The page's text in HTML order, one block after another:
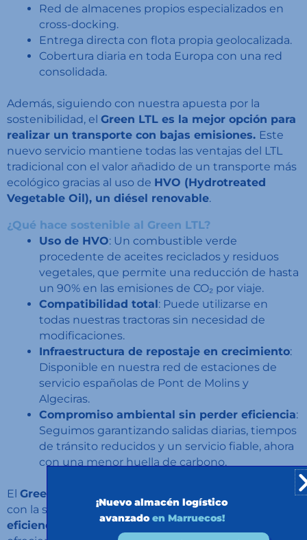
Red de almacenes propios especializados en
cross-docking.
Entrega directa con flota propia geolocalizada.
Cobertura diaria en toda Europa con una red
consolidada.
Además, siguiendo con nuestra apuesta por la
sostenibilidad, el Green LTL es la mejor opción para
realizar un transporte con bajas emisiones. Este
nuevo servicio mantiene todas las ventajas del LTL
tradicional con el valor añadido de un transporte más
ecológico gracias al uso de HVO (Hydrotreated
Vegetable Oil), un diésel renovable.
¿Qué hace sostenible al Green LTL?
Uso de HVO: Un combustible verde
procedente de aceites reciclados y residuos
vegetales, que permite una reducción de hasta
un 90% en las emisiones de CO₂ por viaje.
Compatibilidad total: Puede utilizarse en
todas nuestras tractoras sin necesidad de
modificaciones.
Infraestructura de repostaje en crecimiento:
Disponible en nuestra red de estaciones de
servicio españolas de Pont de Molins y
Algeciras.
Compromiso ambiental sin perder eficiencia:
Seguimos garantizando salidas diarias, tiempos
de tránsito reducidos y un servicio fiable, ahora
con una menor huella de carbono.
El Green LTL
es la evolución de nuestro compromiso
con la sostenibilidad sin comprometerla calidad y
eficiencia del servicio.Con esta iniciativa, seguimos
¡Nuevo almacén logístico
avanzadoen Marruecos!